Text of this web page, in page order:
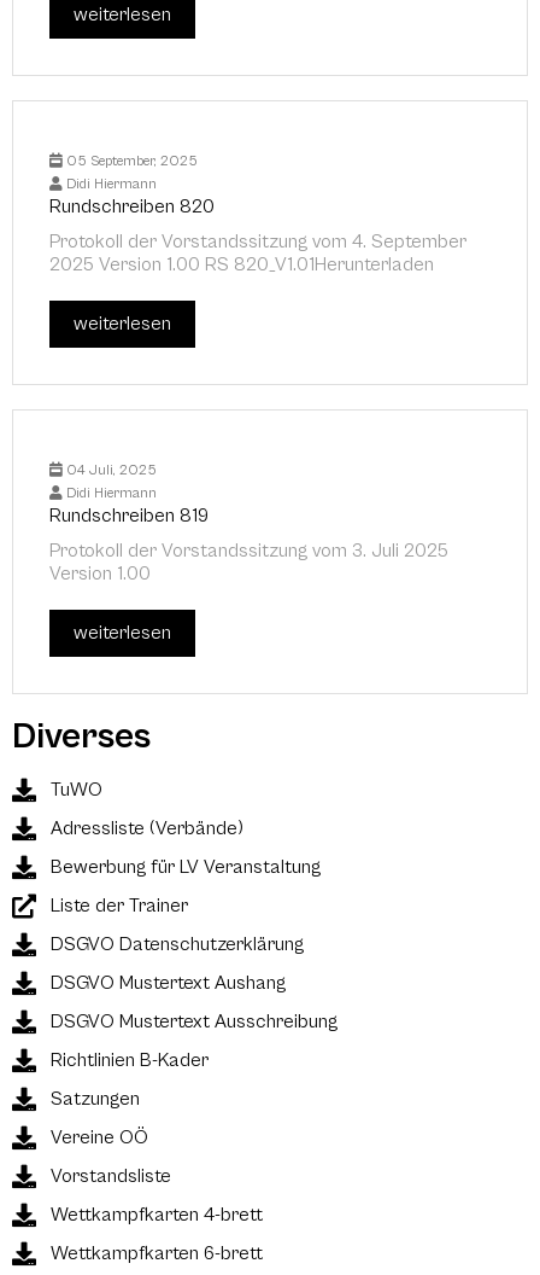
weiterlesen
05 September, 2025
Didi Hiermann
Rundschreiben 820
Protokoll der Vorstandssitzung vom 4. September
2025 Version 1.00 RS 820_V1.01Herunterladen
weiterlesen
04 Juli, 2025
Didi Hiermann
Rundschreiben 819
Protokoll der Vorstandssitzung vom 3. Juli 2025
Version 1.00
weiterlesen
Diverses
TuWO
Adressliste (Verbände)
Bewerbung für LV Veranstaltung
Liste der Trainer
DSGVO Datenschutzerklärung
DSGVO Mustertext Aushang
DSGVO Mustertext Ausschreibung
Richtlinien B-Kader
Satzungen
Vereine OÖ
Vorstandsliste
Wettkampfkarten 4-brett
Wettkampfkarten 6-brett